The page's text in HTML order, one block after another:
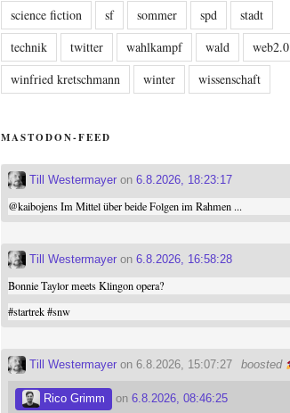
science fiction
sf sommer spd
stadt
technik
twitter wahlkampf wald
web2.0
winfried kretschmann
winter wissenschaft
MASTODON-FEED
Till Westermayer on6.8.2026, 18:23:17
@kaibojensIm Mittel über beide Folgen im Rahmen ...
Till Westermayer on6.8.2026, 16:58:28
Bonnie Taylor meets Klingon opera?
#startrek #snw
boosted
Till Westermayer on 6.8.2026, 15:07:27
Rico Grimm on6.8.2026, 08:46:25